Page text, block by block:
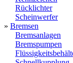
Rücklichter
Scheinwerfer
» Bremsen
Bremsanlagen
Bremspumpen